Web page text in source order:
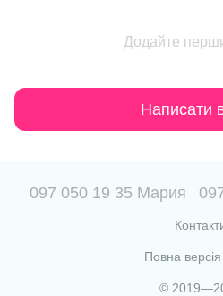
Додайте
Написати
097 050 19 35 Мария
Повна
©